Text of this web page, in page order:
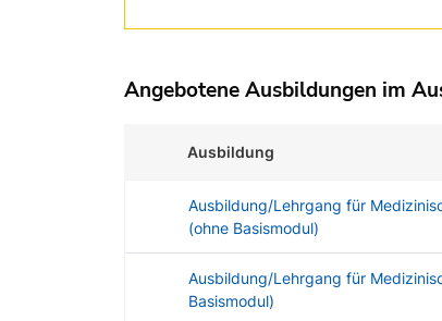
Angebotene Ausbildungen im
Ausbildung
Ausbildung/Lehrgang für
(ohne Basismodul)
Ausbildung/Lehrgang für
Basismodul)